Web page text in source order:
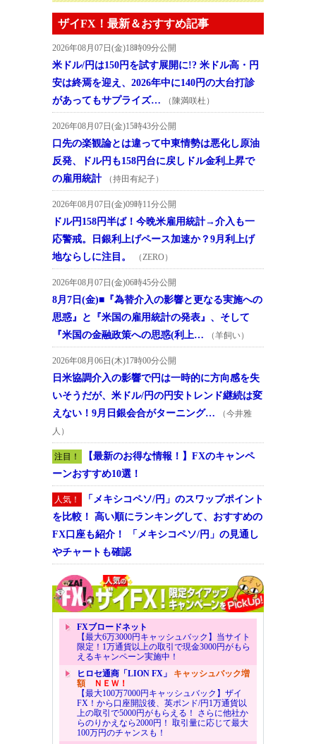
ザイFX！最新＆おすすめ記事
2026年08月07日(金)18時09分公開
米ドル/円は150円を試す展開に!? 米ドル高・円
安は終焉を迎え、2026年中に140円の大台打診
があってもサプライズ…
（陳満咲杜）
2026年08月07日(金)15時43分公開
口先の楽観論とは違って中東情勢は悪化し原油
反発、ドル円も158円台に戻しドル金利上昇で
の雇用統計
（持田有紀子）
2026年08月07日(金)09時11分公開
ドル円158円半ば！今晩米雇用統計→介入も一
応警戒。日銀利上げペース加速か？9月利上げ
地ならしに注目。
（ZERO）
2026年08月07日(金)06時45分公開
8月7日(金)■『為替介入の影響と更なる実施への
思惑』と『米国の雇用統計の発表』、そして
『米国の金融政策への思惑(利上…
（羊飼い）
2026年08月06日(木)17時00分公開
日米協調介入の影響で円は一時的に方向感を失
いそうだが、米ドル/円の円安トレンド継続は変
えない！9月日銀会合がターニング…
（今井雅
人）
注目！
【最新のお得な情報！】FXのキャンペ
ーンおすすめ10選！
人気！
「メキシコペソ/円」のスワップポイント
を比較！ 高い順にランキングして、おすすめの
FX口座も紹介！ 「メキシコペソ/円」の見通し
やチャートも確認
FXブロードネット
【最大6万3000円キャッシュバック】当サイト
限定！1万通貨以上の取引で現金3000円がもら
えるキャンペーン実施中！
ヒロセ通商「LION FX」 キャッシュバック増
額ＮＥＷ！
【最大100万7000円キャッシュバック】ザイ
FX！から口座開設後、英ポンド/円1万通貨以
上の取引で5000円がもらえる！ さらに他社か
らのりかえなら2000円！ 取引量に応じて最大
100万円のチャンスも！